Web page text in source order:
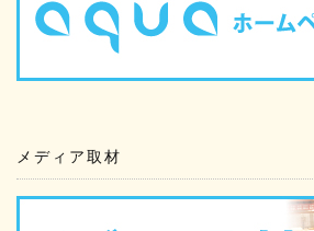
ョ
ン
メディア取材